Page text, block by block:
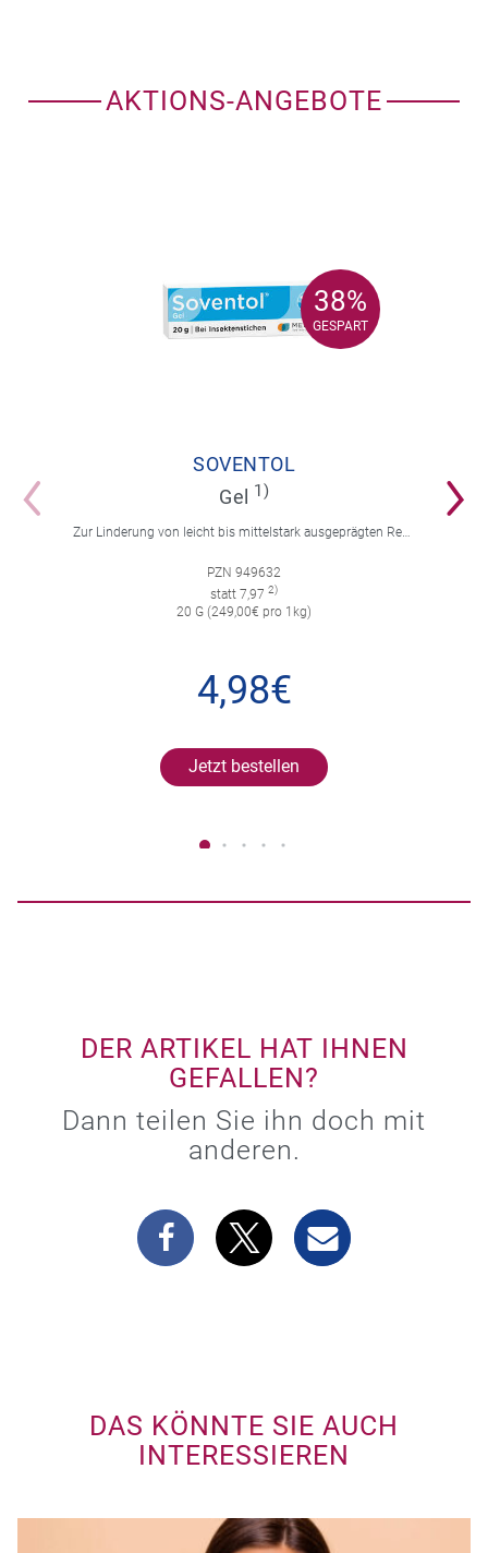
AKTIONS-ANGEBOTE
38%
GESPART
38%
GESPART
SOVENTOL
Gel
1)
Zur Linderung von leicht bis mittelstark ausgeprägten Reaktionen auf Insektenstiche mit Juckreiz.
PZN 949632
statt 7,97 2)
20 G (249,00€ pro 1kg)
4,98€
Jetzt bestellen
DER ARTIKEL HAT IHNEN
GEFALLEN?
Dann teilen Sie ihn doch mit
anderen.
DAS KÖNNTE SIE AUCH
INTERESSIEREN